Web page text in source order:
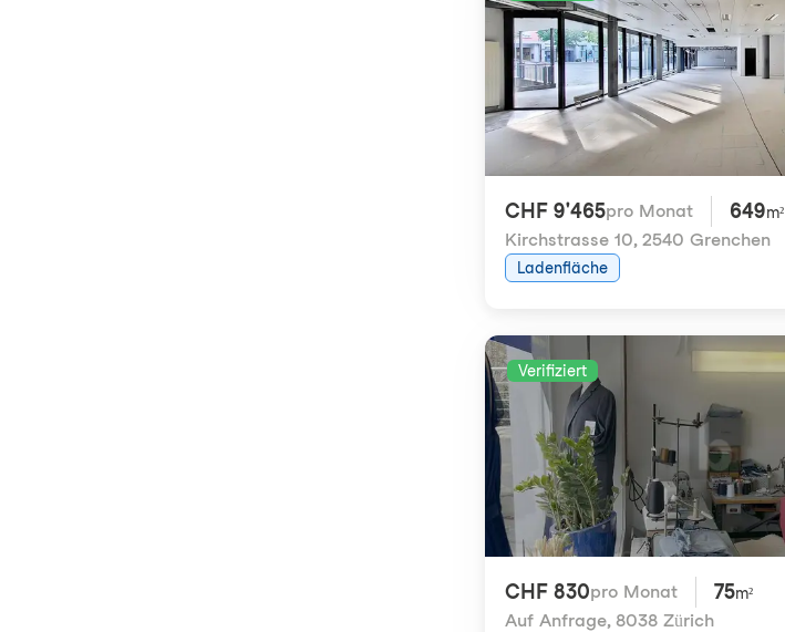
CHF 9'465pro Monat 649m²
Kirchstrasse 10, 2540 Grenchen
Ladenfläche
Verifiziert
CHF 830pro Monat 75m²
Auf Anfrage, 8038 Zürich